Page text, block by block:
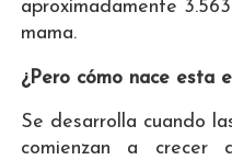
aproximadamente
mama.
¿Pero cómo nace esta
Se desarrolla cuando
comienzan a crecer